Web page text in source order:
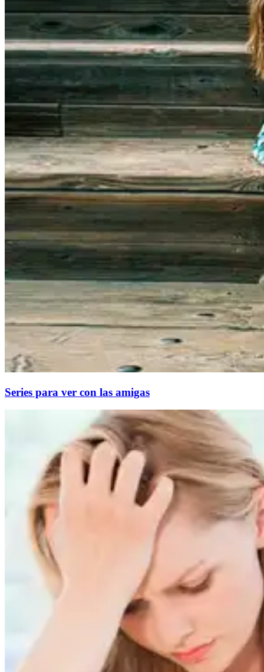
Series para ver con las amigas